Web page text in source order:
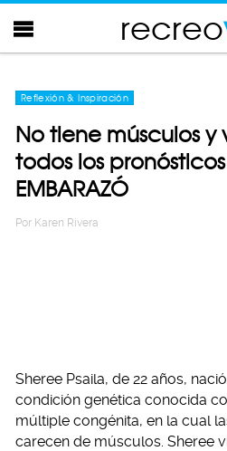
recreo
Reflexión & Inspiración
No tiene músculos y
todos los
EMBARAZÓ
Por Karen Rivera
Sheree Psaila, de 22 años,
condición genética conocida
múltiple congénita, en la cual
carecen de músculos. Sheree